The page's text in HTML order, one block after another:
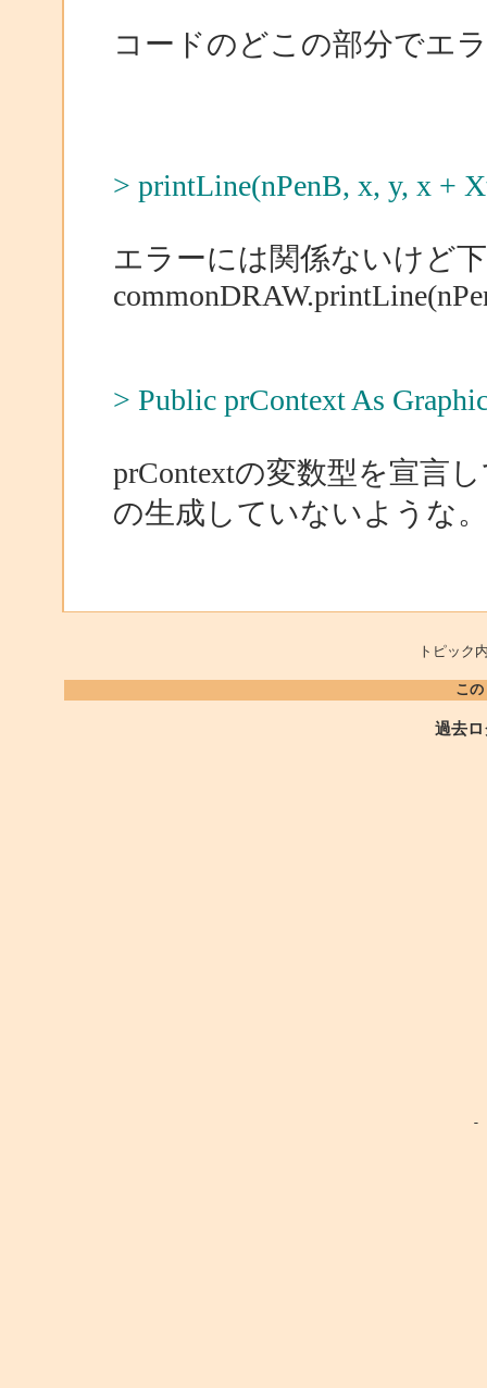
コードのどこの部分でエ
> printLine(nPenB, x, y, x +
エラーには関係ないけど
> Public prContext As
prContextの変数型を宣言
の生成していないような。
トピッ
こ
過去